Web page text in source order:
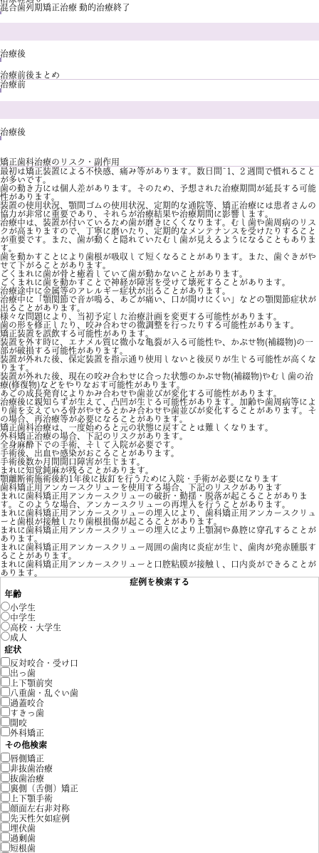
混合歯列期矯正治療 動的治療終了
治療後
治療前後まとめ
治療前
治療後
矯正歯科治療のリスク・副作用
最初は矯正装置による不快感、痛み等があります。数日間~1、2 週間で慣れること
が多いです。
歯の動き方には個人差があります。そのため、予想された治療期間が延長する可能
性があります。
装置の使用状況、顎間ゴムの使用状況、定期的な通院等、矯正治療には患者さんの
協力が非常に重要であり、それらが治療結果や治療期間に影響します。
治療中は、装置が付いているため歯が磨きにくくなります。むし歯や歯周病のリス
クが高まりますので、丁寧に磨いたり、定期的なメンテナンスを受けたりすること
が重要です。また、歯が動くと隠れていたむし歯が見えるようになることもありま
す。
歯を動かすことにより歯根が吸収して短くなることがあります。また、歯ぐきがや
せて下がることがあります。
ごくまれに歯が骨と癒着していて歯が動かないことがあります。
ごくまれに歯を動かすことで神経が障害を受けて壊死することがあります。
治療途中に金属等のアレルギー症状が出ることがあります。
治療中に「顎関節で音が鳴る、あごが痛い、口が開けにくい」などの顎関節症状が
出ることがあります。
様々な問題により、当初予定した治療計画を変更する可能性があります。
歯の形を修正したり、咬み合わせの微調整を行ったりする可能性があります。
矯正装置を誤飲する可能性があります。
装置を外す時に、エナメル質に微小な亀裂が入る可能性や、かぶせ物(補綴物)の一
部が破損する可能性があります。
装置が外れた後、保定装置を指示通り使用しないと後戻りが生じる可能性が高くな
ります。
装置が外れた後、現在の咬み合わせに合った状態のかぶせ物(補綴物)やむし歯の治
療(修復物)などをやりなおす可能性があります。
あごの成長発育によりかみ合わせや歯並びが変化する可能性があります。
治療後に親知らずが生えて、凸凹が生じる可能性があります。加齢や歯周病等によ
り歯を支えている骨がやせるとかみ合わせや歯並びが変化することがあります。そ
の場合、再治療等が必要になることがあります。
矯正歯科治療は、一度始めると元の状態に戻すことは難しくなります。
外科矯正治療の場合、下記のリスクがあります。
全身麻酔下での手術、そして入院が必要です。
手術後、出血や感染がおこることがあります。
手術後数か月間開口障害が生じます。
まれに知覚鈍麻が残ることがあります。
顎離断術施術後約1年後に抜釘を行うために入院・手術が必要になります
歯科矯正用アンカースクリューを使用する場合、下記のリスクがあります
まれに歯科矯正用アンカースクリューの破折・動揺・脱落が起こることがありま
す。このような場合、アンカースクリューの再埋入を行うことがあります。
まれに歯科矯正用アンカースクリューの埋入により、歯科矯正用アンカースクリュ
ーと歯根が接触したり歯根損傷が起こることがあります。
まれに歯科矯正用アンカースクリューの埋入により上顎洞や鼻腔に穿孔することが
あります。
まれに歯科矯正用アンカースクリュー周囲の歯肉に炎症が生じ、歯肉が発赤腫脹す
ることがあります。
まれに歯科矯正用アンカースクリューと口腔粘膜が接触し、口内炎ができることが
あります。
症例を検索する
年齢
小学生
中学生
高校・大学生
成人
症状
反対咬合・受け口
出っ歯
上下顎前突
八重歯・乱ぐい歯
過蓋咬合
すきっ歯
開咬
外科矯正
その他検索
唇側矯正
非抜歯治療
抜歯治療
裏側（舌側）矯正
上下顎手術
顔面左右非対称
先天性欠如症例
埋伏歯
過剰歯
短根歯